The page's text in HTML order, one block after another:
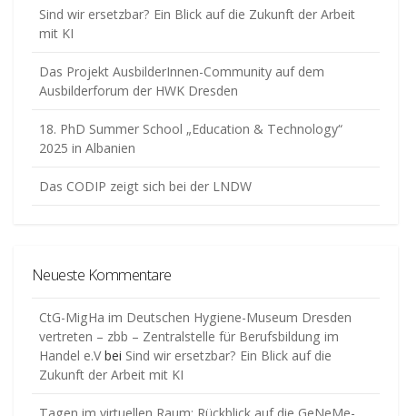
Sind wir ersetzbar? Ein Blick auf die Zukunft der Arbeit
mit KI
Das Projekt AusbilderInnen-Community auf dem
Ausbilderforum der HWK Dresden
18. PhD Summer School „Education & Technology“
2025 in Albanien
Das CODIP zeigt sich bei der LNDW
Neueste Kommentare
CtG-MigHa im Deutschen Hygiene-Museum Dresden
vertreten – zbb – Zentralstelle für Berufsbildung im
Handel e.Vbei Sind wir ersetzbar? Ein Blick auf die
Zukunft der Arbeit mit KI
Tagen im virtuellen Raum: Rückblick auf die GeNeMe-